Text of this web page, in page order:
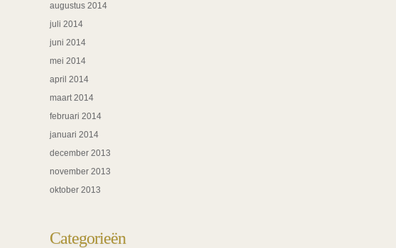
augustus 2014
juli 2014
juni 2014
mei 2014
april 2014
maart 2014
februari 2014
januari 2014
december 2013
november 2013
oktober 2013
Categorieën